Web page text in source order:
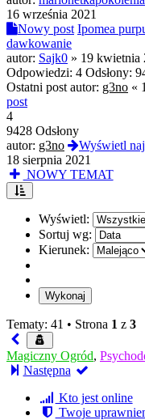
16 września 2021
Nowy post Ipomea
dawkowanie
autor: Sajk0 » 19 kwietnia
Odpowiedzi: 4 Odsłony:
Ostatni post autor: g3no «
post
4
9428 Odsłony
autor: g3no
Wyświetl
18 sierpnia 2021
NOWY TEMAT
Wyświetl:
Sortuj wg:
Kierunek:
Tematy: 41 • Strona 1 z 3
Magiczny Ogród,
Następna
Kto jest online
Twoje